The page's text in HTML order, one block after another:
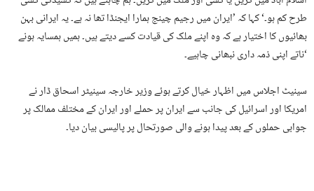
طرح کم ہو۔‘ کہا کہ ’ایران میں رجیم چینج ہمارا ایجنڈا تھا نہ ہے۔ یہ ایرانی بہن
بھائیوں کا اختیار ہے کہ وہ اپنے ملک کی قیادت کسے دیتے ہیں۔ ہمیں ہمسایہ ہونے
ناتے اپنی ذمہ داری نبھانی چاہیے۔‘
سینیٹ اجلاس میں اظہار خیال کرتے ہوئے وزیر خارجہ سینیٹر اسحاق ڈار نے
امریکا اور اسرائیل کی جانب سے ایران پر حملے اور ایران کے مختلف ممالک پر
جوابی حملوں کے بعد پیدا ہونے والی صورتحال پر پالیسی بیان دیا۔